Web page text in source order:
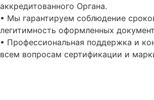
аккредитованного Органа.
• Мы гарантируем соблюдение
легитимность оформленных
• Профессиональная поддержка и
всем вопросам сертификации и